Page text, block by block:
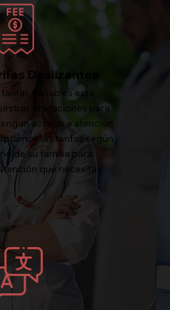
Deslizantes
variables está
ubicaciones para
acceso a atención
las tarifas según
de su familia para
que necesita.